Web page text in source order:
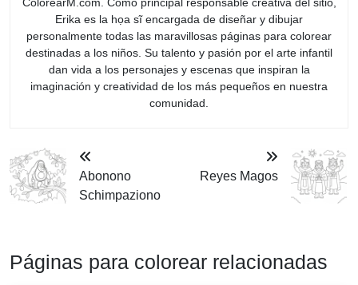
Erika es la họa sĩ encargada de diseñar y dibujar
personalmente todas las maravillosas páginas para colorear
destinadas a los niños. Su talento y pasión por el arte infantil
dan vida a los personajes y escenas que inspiran la
imaginación y creatividad de los más pequeños en nuestra
comunidad.
Abonono
Schimpaziono
Reyes Magos
Páginas para colorear relacionadas